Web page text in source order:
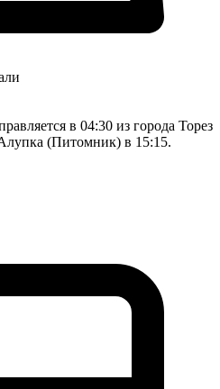
в 04:30 из города Торез
(Питомник) в 15:15.